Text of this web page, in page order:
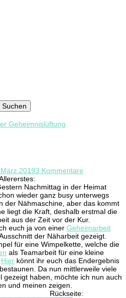
Geheimnislüftung
20193 Kommentare
Nachmittag in der Heimat
wieder ganz busy unterwegs
der Nähmaschine, aber das kommt
liegt die Kraft, deshalb erstmal die
aus der Zeit vor der Kur.
euch ja von einer Geheimarbeit
der Näharbeit gezeigt.
für eine Wimpelkette, welche die
als Teamarbeit für eine kleine
Hier könnt ihr euch das Endergebnis
Da nun mittlerweile viele
gezeigt haben, möchte ich nun auch
und meinen zeigen.
Rückseite: